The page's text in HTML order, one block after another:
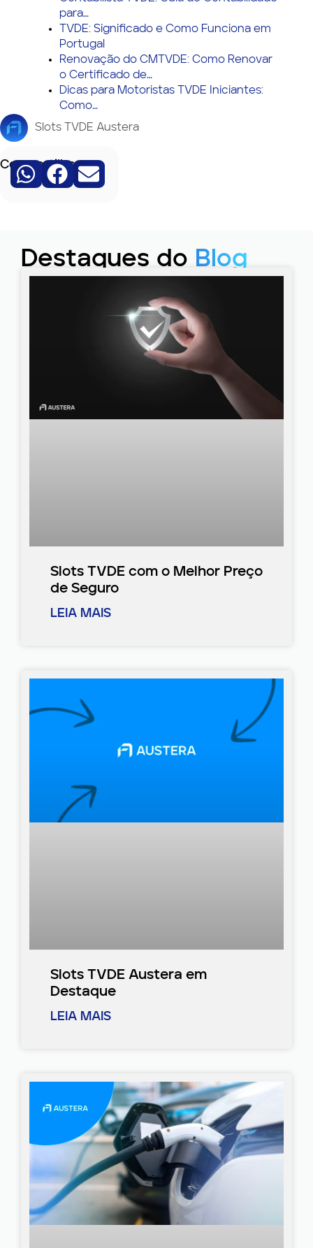
para…
TVDE: Significado e Como Funciona em
Portugal
Renovação do CMTVDE: Como Renovar
o Certificado de…
Dicas para Motoristas TVDE Iniciantes:
Como…
Slots TVDE Austera
Compartilhe:
Destaques do Blog
Slots TVDE com o Melhor Preço
de Seguro
LEIA MAIS
Slots TVDE Austera em
Destaque
LEIA MAIS